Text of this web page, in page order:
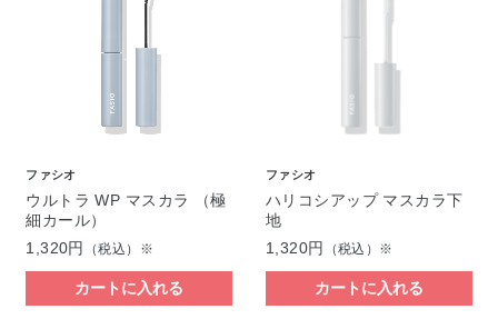
ファシオ
ウルトラ WP マスカラ （極
細カール）
1,320円
（税込）※
カートに入れる
ファシオ
ハリコシアップ マスカラ下
地
1,320円
（税込）※
カートに入れる